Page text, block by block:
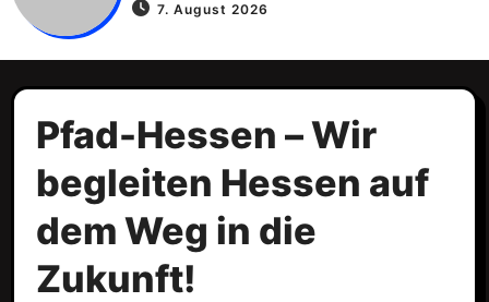
7. August 2026
Pfad-Hessen – Wir
begleiten Hessen auf
dem Weg in die
Zukunft!